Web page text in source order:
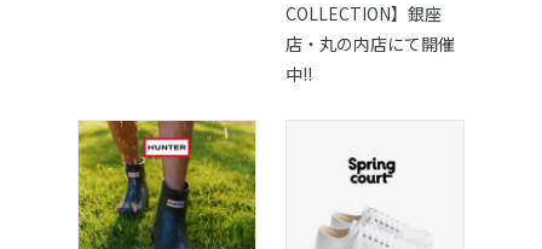
COLLECTION】銀座
店・丸の内店にて開催
中!!